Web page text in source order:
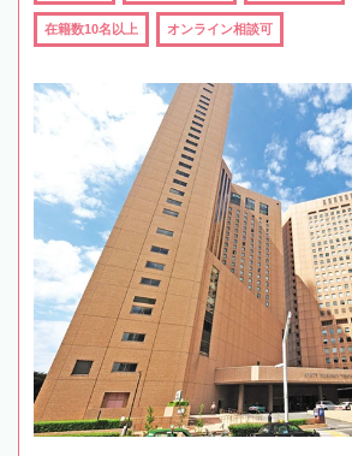
在籍数10名以上 オンライン相談可